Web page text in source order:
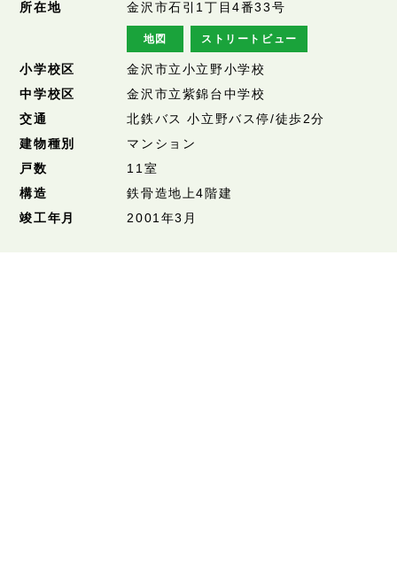
所在地
金沢市石引1丁目4番33号
地図 ストリートビュー
小学校区
金沢市立小立野小学校
中学校区
金沢市立紫錦台中学校
交通
北鉄バス 小立野バス停/徒歩2分
建物種別
マンション
戸数
11室
構造
鉄骨造地上4階建
竣工年月
2001年3月